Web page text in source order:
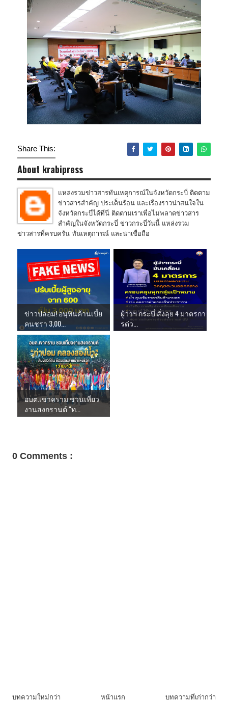
Share This:
About krabipress
แหล่งรวมข่าวสารทันเหตุการณ์ในจังหวัดกระบี่ ติดตาม
ข่าวสารสำคัญ ประเด็นร้อน และเรื่องราวน่าสนใจใน
จังหวัดกระบี่ได้ที่นี่ ติดตามเราเพื่อไม่พลาดข่าวสาร
สำคัญในจังหวัดกระบี่ ข่าวกระบี่วันนี้ แหล่งรวม
ข่าวสารที่ครบครัน ทันเหตุการณ์ และน่าเชื่อถือ
ข่าวปลอม! อนุทินค้านเบี้ย
คนชรา 3,00...
ผู้ว่าฯ กระบี่ สั่งลุย 4 มาตรกา
รด่ว...
อบต.เขาคราม ชวนเที่ยว
งานสงกรานต์ "ท...
0 Comments :
บทความใหม่กว่า บทความที่เก่ากว่า
หน้าแรก